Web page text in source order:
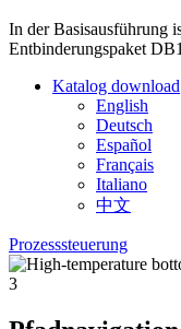
In der Basisausführung
Entbinderungspaket
Katalog download
English
Deutsch
Español
Français
Italiano
中文
Prozesssteuerung